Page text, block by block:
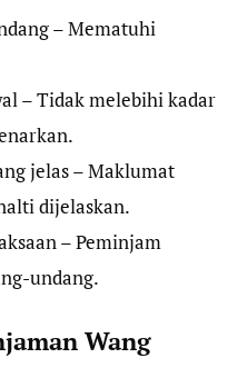
– Mematuhi
– Tidak melebihi kadar
jelas – Maklumat
dijelaskan.
– Peminjam
undang.
Wang